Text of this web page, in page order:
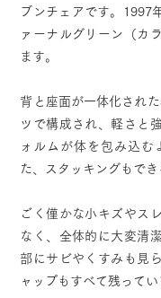
ブンチェアです。1997
ァーナルグリーン（カ
ます。
背と座面が一体化され
ツで構成され、軽さと
ォルムが体を包み込む
た、スタッキングもで
ごく僅かな小キズやス
なく、全体的に大変清
部にサビやくすみも見
ャップもすべて残ってい